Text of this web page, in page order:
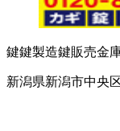
鍵鍵製造鍵販売金
新潟県新潟市中央